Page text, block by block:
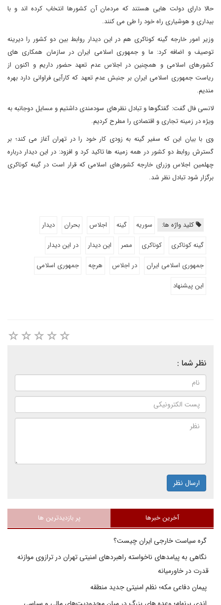
حالا دارای دولت هایی هستند که مردمان آن کشورها انتخاب کرده اند و با
بیداری و هوشیاری راه خود را طی می کنند.
وزیر امور خارجه گینه کوناکری هم در این دیدار روابط بین دو کشور را دیرینه
توصیف و اضافه کرد: ما و جمهوری اسلامی ایران در سازمان همکاری های
کشورهای اسلامی و همچنین در اجلاس عدم تعهد حضور داریم و اکنون از
ریاست جمهوری اسلامی ایران بر جنبش عدم تعهد که کارآیی فراوانی دارد بهره
مندیم.
لانسی فال گفت: گفتگوها و تبادل نظرهای سودمندی داشتیم و مسایل دوجانبه به
ویژه در زمینه تجاری و اقتصادی را مطرح کردیم.
وی با بیان این که سفیر گینه به زودی کار خود را در تهران آغاز می کند؛ بر
گسترش روابط دو کشور در همه زمینه ها تاکید کرد و افزود: در این دیدار درباره
چهلمین اجلاس وزرای خارجه کشورهای اسلامی که قرار است در گینه کوناکری
برگزار شود تبادل نظر شد.
کلید واژه ها: سوریه گینه اجلاس بحران
دیدار
گینه کوناکری
کوناکری مصر این دیدار
در این دیدار
جمهوری اسلامی ایران
در اجلاس هرچه
جمهوری اسلامی
این پیشنهاد
نظر شما :
ارسال نظر
آخرین خبرها پر بازدیدترین ها
گره سیاست خارجی ایران چیست؟
نگاهی به پیامدهای ناخواسته راهبردهای امنیتی تهران در ترازوی موازنه
قدرت در خاورمیانه
پیمان دفاعی مکه؛ نظم امنیتی جدید منطقه